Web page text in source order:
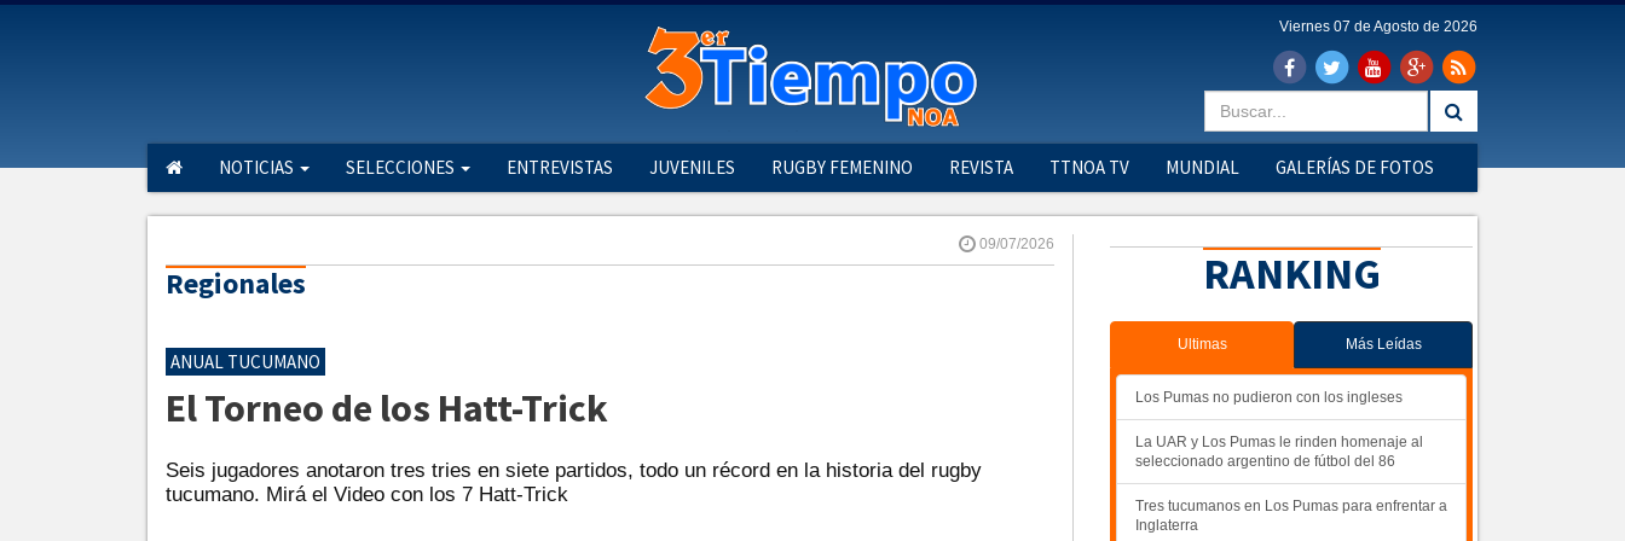
Viernes 07 de Agosto de 2026
NOTICIAS SELECCIONES ENTREVISTAS JUVENILES RUGBY FEMENINO REVISTA TTNOA TV MUNDIAL GALERÍAS DE FOTOS
09/07/2026
Regionales
ANUAL TUCUMANO
El Torneo de los Hatt-Trick
Seis jugadores anotaron tres tries en siete partidos, todo un récord en la historia del rugby
tucumano. Mirá el Video con los 7 Hatt-Trick
RANKING
Ultimas Más Leídas
Los Pumas no pudieron con los ingleses
La UAR y Los Pumas le rinden homenaje al
seleccionado argentino de fútbol del 86
Tres tucumanos en Los Pumas para enfrentar a
Inglaterra